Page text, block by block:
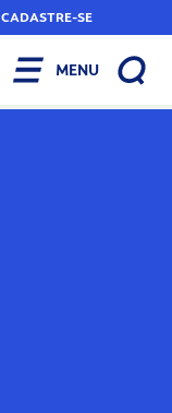
CADASTRE-SE
MENU